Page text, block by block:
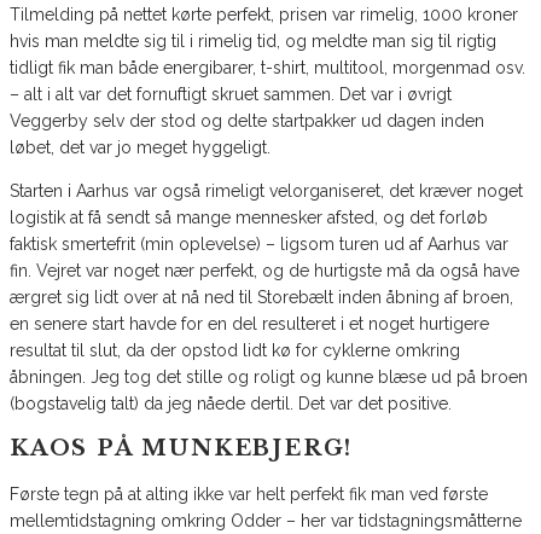
Tilmelding på nettet kørte perfekt, prisen var rimelig, 1000 kroner
hvis man meldte sig til i rimelig tid, og meldte man sig til rigtig
tidligt fik man både energibarer, t-shirt, multitool, morgenmad osv.
– alt i alt var det fornuftigt skruet sammen. Det var i øvrigt
Veggerby selv der stod og delte startpakker ud dagen inden
løbet, det var jo meget hyggeligt.
Starten i Aarhus var også rimeligt velorganiseret, det kræver noget
logistik at få sendt så mange mennesker afsted, og det forløb
faktisk smertefrit (min oplevelse) – ligsom turen ud af Aarhus var
fin. Vejret var noget nær perfekt, og de hurtigste må da også have
ærgret sig lidt over at nå ned til Storebælt inden åbning af broen,
en senere start havde for en del resulteret i et noget hurtigere
resultat til slut, da der opstod lidt kø for cyklerne omkring
åbningen. Jeg tog det stille og roligt og kunne blæse ud på broen
(bogstavelig talt) da jeg nåede dertil. Det var det positive.
KAOS PÅ MUNKEBJERG!
Første tegn på at alting ikke var helt perfekt fik man ved første
mellemtidstagning omkring Odder – her var tidstagningsmåtterne